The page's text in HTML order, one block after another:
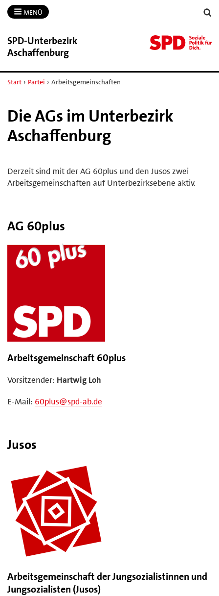
MENÜ
SPD-​Unterbezirk
Aschaffenburg
Start › Partei › Arbeitsgemeinschaften
Die AGs im Unterbezirk
Aschaffenburg
Derzeit sind mit der AG 60plus und den Jusos zwei
Arbeitsgemeinschaften auf Unterbezirksebene aktiv.
AG 60plus
Arbeitsgemeinschaft 60plus
Vorsitzender: Hartwig Loh
E-Mail: 60plus@spd-ab.de
Jusos
Arbeitsgemeinschaft der Jungsozialistinnen und
Jungsozialisten (Jusos)